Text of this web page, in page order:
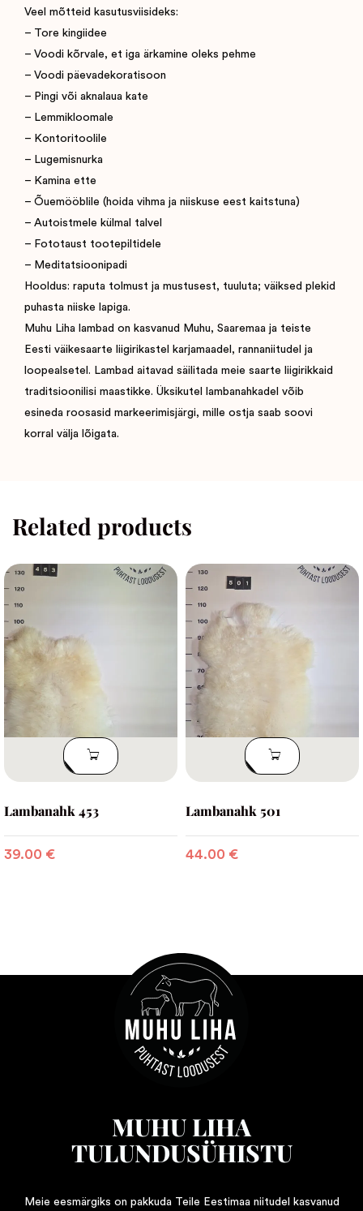
Veel mõtteid kasutusviisideks:
– Tore kingiidee
– Voodi kõrvale, et iga ärkamine oleks pehme
– Voodi päevadekoratisoon
– Pingi või aknalaua kate
– Lemmikloomale
– Kontoritoolile
– Lugemisnurka
– Kamina ette
– Õuemööblile (hoida vihma ja niiskuse eest kaitstuna)
– Autoistmele külmal talvel
– Fototaust tootepiltidele
– Meditatsioonipadi
Hooldus: raputa tolmust ja mustusest, tuuluta; väiksed plekid
puhasta niiske lapiga.
Muhu Liha lambad on kasvanud Muhu, Saaremaa ja teiste
Eesti väikesaarte liigirikastel karjamaadel, rannaniitudel ja
loopealsetel. Lambad aitavad säilitada meie saarte liigirikkaid
traditsioonilisi maastikke. Üksikutel lambanahkadel võib
esineda roosasid markeerimisjärgi, mille ostja saab soovi
korral välja lõigata.
Related products
Lambanahk 453
39.00 €
Lambanahk 501
44.00 €
MUHU LIHA
TULUNDUSÜHISTU
Meie eesmärgiks on pakkuda Teile Eestimaa niitudel kasvanud